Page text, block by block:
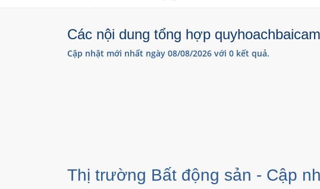
Các nội dung tổng hợp
Cập nhật mới nhất ngày 08/08/2026 với 0 kết quả.
Thị trường Bất động sản - Cập